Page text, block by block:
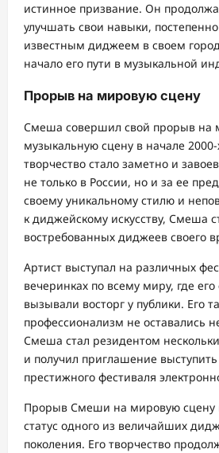
истинное призвание. Он
улучшать свои навыки,
известным диджеем в своем
начало его пути в музыкальной
Прорыв на мировую сцену
Смеша совершил свой прорыв на
музыкальную сцену в начале 2000-
творчество стало заметно и
не только в России, но и за ее
своему уникальному стилю и
к диджейскому искусству, Смеша
востребованных диджеев своего
Артист выступал на различных
вечеринках по всему миру, где его
вызывали восторг у публики. Его
профессионализм не оставались
Смеша стал резидентом
и получил приглашение
престижного фестиваля
Прорыв Смеши на мировую сцену
статус одного из величайших
поколения. Его творчество